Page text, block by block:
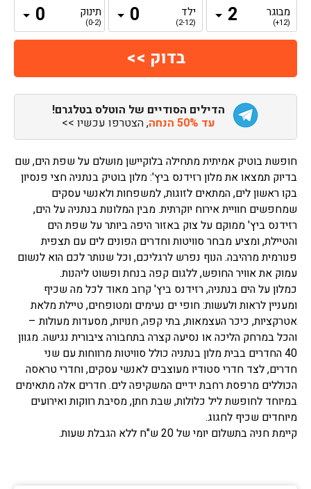
מבוגר
(12+)
ילד
(2-12)
תינוק
(0-2)
הדילים הסודיים של הוטלס בטלגרם!
עד 50% הנחה , הצטרפו עכשיו >>
חופשת בוטיק אמיתית מתחילה בלוקיישן מושלם על שפת הים, שם
בדיוק תמצאו את מלון רזידנס ביץ': מלון בוטיק בנתניה חצי פנסיון
בקו ראשון לים, המתאים לזוגות, למשפחות ולאנשי עסקים
שמחפשים חוויית אירוח יוקרתית. מבין המלונות בנתניה על הים,
רזידנס ביץ' ממוקם על צוק באזור היפה ביותר על שפת הים
והטיילת, ומציע מבחר סוויטות וחדרים הפונים לים עם תצפית
פנורמית מרהיבה. הנוף נפרש לרגליכם, וכל שנותר לכם הוא לנשום
עמוק את אוויר החופש, ללגום קפה בנחת ופשוט ליהנות.
כמלון על הים בנתניה, רזידנס ביץ' קרוב מאוד לכל מה שכיף
ומעניין לראות ולעשות: חופי ים נעימים ומטופחים, טיילת מלאת
אטרקציות, כיכר העצמאות, בתי קפה, חנויות, מסעדות מעולות –
והכל במרחק הליכה או נסיעה קצרה בתחבורה ציבורית נגישה. מגוון
40 החדרים בבית מלון בנתניה כולל סוויטות מרווחות עם שני
חדרים, לצד חדרי סטודיו מעוצבים לאנשי עסקים, וחדרי טראסה
הכוללים מרפסת רחבת ידיים המשקיפה לים. חדרים אלה מתאימים
במיוחד לחופשת ליל כלולות, שבת חתן, מסיבת רווקות ואירועים
מיוחדים שכיף לחגוג.
קיימת חניה בתשלום יומי של 20 ש"ח ללא הגבלת שעות.